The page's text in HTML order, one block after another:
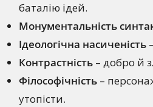
баталію ідей.
Монументальність
Ідеологічна насиченість
Контрастність – добро й
Філософічність –
утопісти.